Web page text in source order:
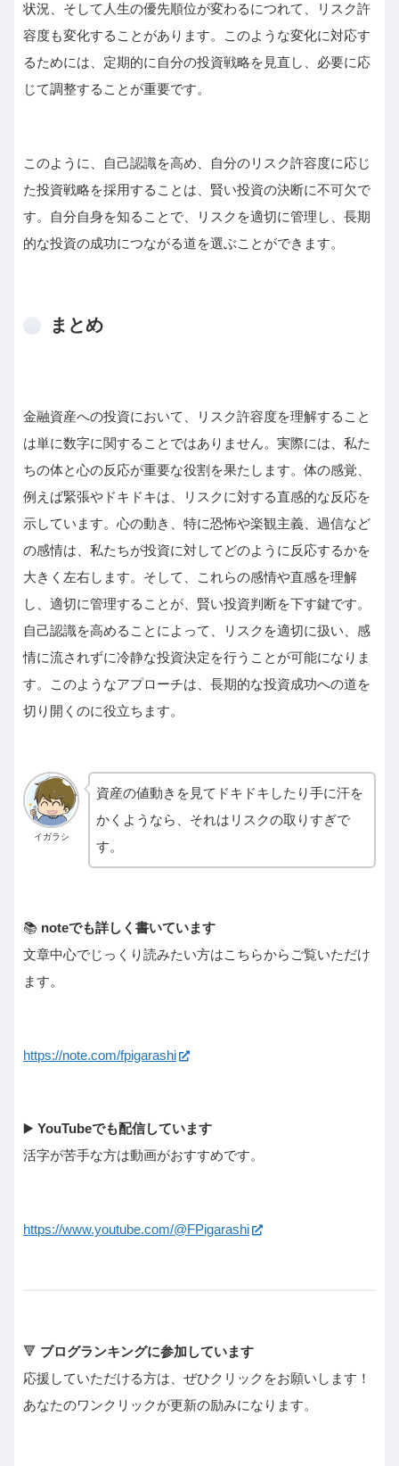
状況、そして人生の優先順位が変わるにつれて、リスク許
容度も変化することがあります。このような変化に対応す
るためには、定期的に自分の投資戦略を見直し、必要に応
じて調整することが重要です。
このように、自己認識を高め、自分のリスク許容度に応じ
た投資戦略を採用することは、賢い投資の決断に不可欠で
す。自分自身を知ることで、リスクを適切に管理し、長期
的な投資の成功につながる道を選ぶことができます。
まとめ
金融資産への投資において、リスク許容度を理解すること
は単に数字に関することではありません。実際には、私た
ちの体と心の反応が重要な役割を果たします。体の感覚、
例えば緊張やドキドキは、リスクに対する直感的な反応を
示しています。心の動き、特に恐怖や楽観主義、過信など
の感情は、私たちが投資に対してどのように反応するかを
大きく左右します。そして、これらの感情や直感を理解
し、適切に管理することが、賢い投資判断を下す鍵です。
自己認識を高めることによって、リスクを適切に扱い、感
情に流されずに冷静な投資決定を行うことが可能になりま
す。このようなアプローチは、長期的な投資成功への道を
切り開くのに役立ちます。
イガラシ
資産の値動きを見てドキドキしたり手に汗を
かくようなら、それはリスクの取りすぎで
す。
📚 noteでも詳しく書いています
文章中心でじっくり読みたい方はこちらからご覧いただけ
ます。
https://note.com/fpigarashi
▶️ YouTubeでも配信しています
活字が苦手な方は動画がおすすめです。
https://www.youtube.com/@FPigarashi
🔻 ブログランキングに参加しています
応援していただける方は、ぜひクリックをお願いします！
あなたのワンクリックが更新の励みになります。